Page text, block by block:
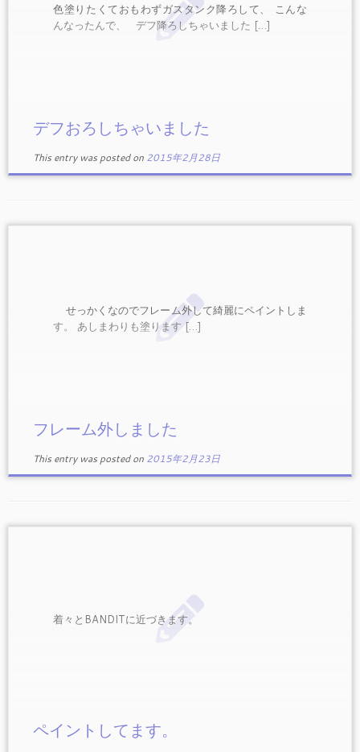
色塗りたくておもわずガスタンク降ろして、 こんな
んなったんで、 デフ降ろしちゃいました […]
デフおろしちゃいました
This entry was posted on 2015年2月28日
せっかくなのでフレーム外して綺麗にペイントしま
す。 あしまわりも塗ります […]
フレーム外しました
This entry was posted on 2015年2月23日
着々とBANDITに近づきます。
ペイントしてます。